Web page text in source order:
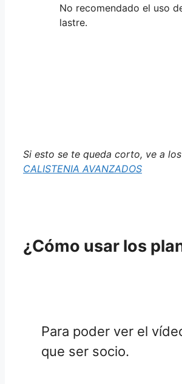
No recomendado el uso
lastre.
Si esto se te queda corto, ve a los
CALISTENIA AVANZADOS
¿Cómo usar los
Para poder ver el
que ser socio.